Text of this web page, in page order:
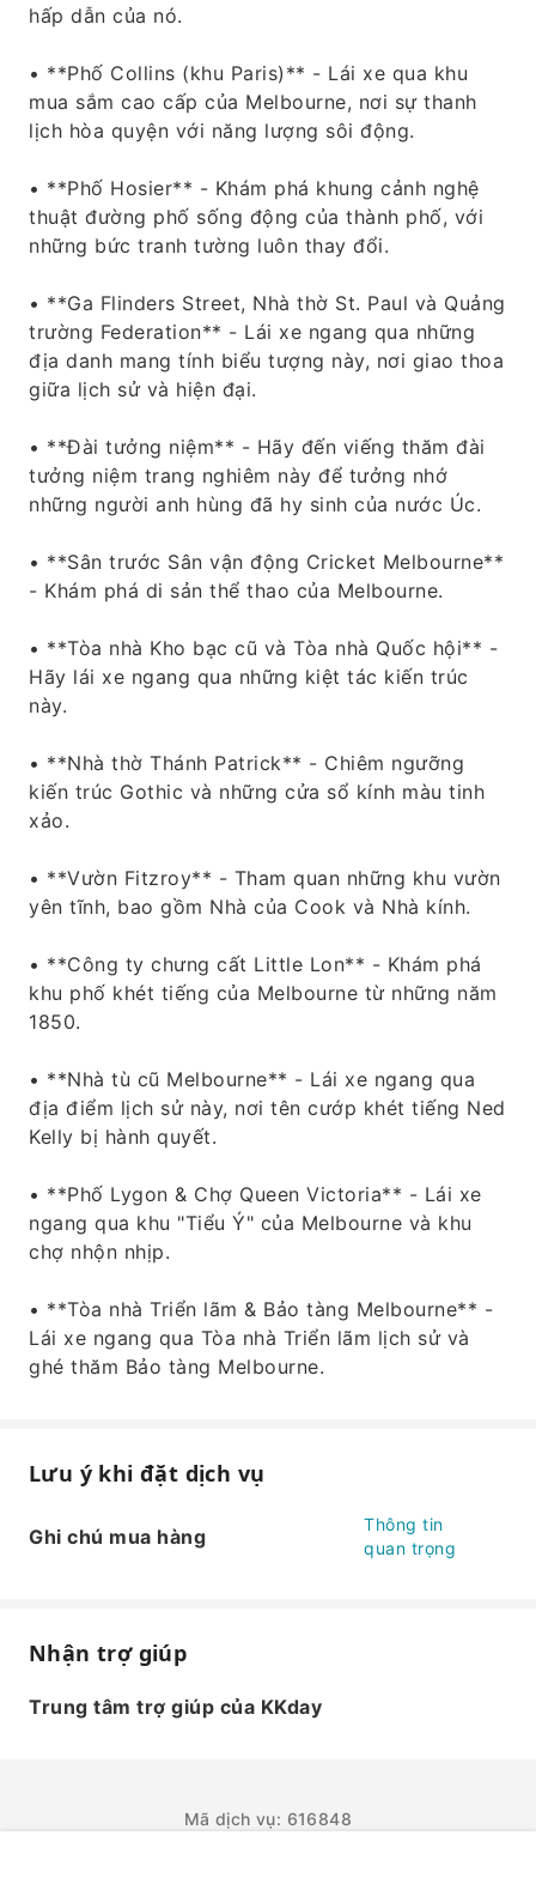
hấp dẫn của nó.
• **Phố Collins (khu Paris)** - Lái xe qua khu
mua sắm cao cấp của Melbourne, nơi sự thanh
lịch hòa quyện với năng lượng sôi động.
• **Phố Hosier** - Khám phá khung cảnh nghệ
thuật đường phố sống động của thành phố, với
những bức tranh tường luôn thay đổi.
• **Ga Flinders Street, Nhà thờ St. Paul và Quảng
trường Federation** - Lái xe ngang qua những
địa danh mang tính biểu tượng này, nơi giao thoa
giữa lịch sử và hiện đại.
• **Đài tưởng niệm** - Hãy đến viếng thăm đài
tưởng niệm trang nghiêm này để tưởng nhớ
những người anh hùng đã hy sinh của nước Úc.
• **Sân trước Sân vận động Cricket Melbourne**
- Khám phá di sản thể thao của Melbourne.
• **Tòa nhà Kho bạc cũ và Tòa nhà Quốc hội** -
Hãy lái xe ngang qua những kiệt tác kiến ​​trúc
này.
• **Nhà thờ Thánh Patrick** - Chiêm ngưỡng
kiến ​​trúc Gothic và những cửa sổ kính màu tinh
xảo.
• **Vườn Fitzroy** - Tham quan những khu vườn
yên tĩnh, bao gồm Nhà của Cook và Nhà kính.
• **Công ty chưng cất Little Lon** - Khám phá
khu phố khét tiếng của Melbourne từ những năm
1850.
• **Nhà tù cũ Melbourne** - Lái xe ngang qua
địa điểm lịch sử này, nơi tên cướp khét tiếng Ned
Kelly bị hành quyết.
• **Phố Lygon & Chợ Queen Victoria** - Lái xe
ngang qua khu "Tiểu Ý" của Melbourne và khu
chợ nhộn nhịp.
• **Tòa nhà Triển lãm & Bảo tàng Melbourne** -
Lái xe ngang qua Tòa nhà Triển lãm lịch sử và
ghé thăm Bảo tàng Melbourne.
Lưu ý khi đặt dịch vụ
Ghi chú mua hàng
Thông tin
quan trọng
Nhận trợ giúp
Trung tâm trợ giúp của KKday
Mã dịch vụ: 616848